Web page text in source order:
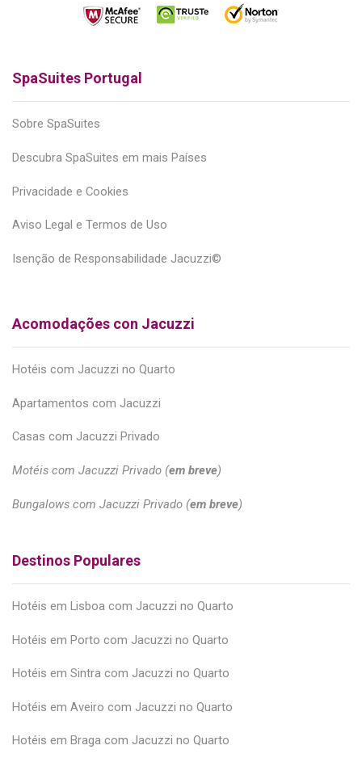
SpaSuites Portugal
Sobre SpaSuites
Descubra SpaSuites em mais Países
Privacidade e Cookies
Aviso Legal e Termos de Uso
Isenção de Responsabilidade Jacuzzi©
Acomodações con Jacuzzi
Hotéis com Jacuzzi no Quarto
Apartamentos com Jacuzzi
Casas com Jacuzzi Privado
Motéis com Jacuzzi Privado (em breve)
Bungalows com Jacuzzi Privado (em breve)
Destinos Populares
Hotéis em Lisboa com Jacuzzi no Quarto
Hotéis em Porto com Jacuzzi no Quarto
Hotéis em Sintra com Jacuzzi no Quarto
Hotéis em Aveiro com Jacuzzi no Quarto
Hotéis em Braga com Jacuzzi no Quarto